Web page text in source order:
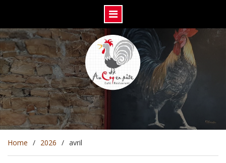
Skip
to
content
Home 2026 avril